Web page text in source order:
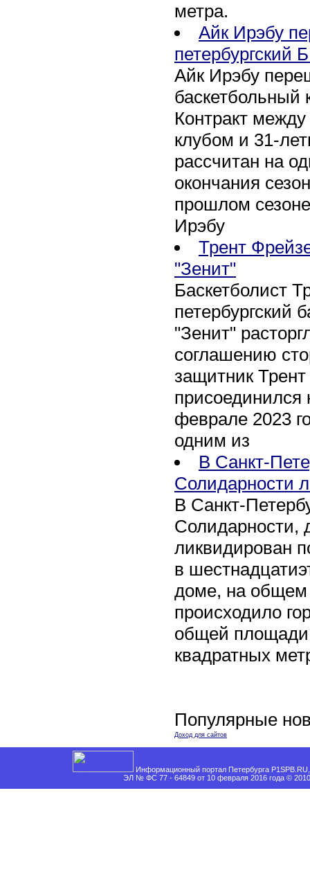
метра.
Айк Ирэбу
петербургский
Айк Ирэбу
баскетбольный
Контракт между
клубом и 31-
рассчитан на
окончания
прошлом
Ирэбу
Трент
"Зенит"
Баскетболист
петербургский
"Зенит"
соглашению
защитник
присоединился
феврале 2023
одним из
В Санкт-
Солидарности
В Санкт-
Солидарности,
ликвидирован
в
доме, на общем
происходило
общей площади
квадратных
Популярные
Доход для сайтов
Информационный портал Петербурга
ЭЛ № ФС 77 - 64849 от 10 февраля 2016 года ©